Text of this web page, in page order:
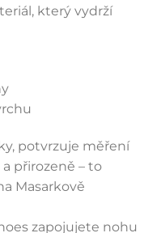
který vydrží
potvrzuje měření
přirozeně – to
Masarkově
zapojujete nohu